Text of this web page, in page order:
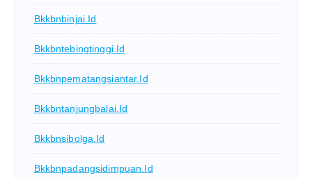
Bkkbnbinjai.id
Bkkbntebingtinggi.id
Bkkbnpematangsiantar.id
Bkkbntanjungbalai.id
Bkkbnsibolga.id
Bkkbnpadangsidimpuan.id